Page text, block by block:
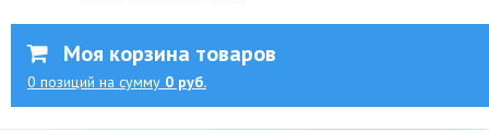
Моя корзина товаров
0 позиций на сумму 0 руб.